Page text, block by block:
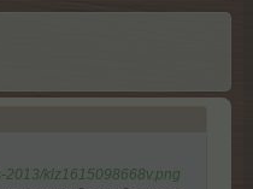
2013/klz1615098668v.png